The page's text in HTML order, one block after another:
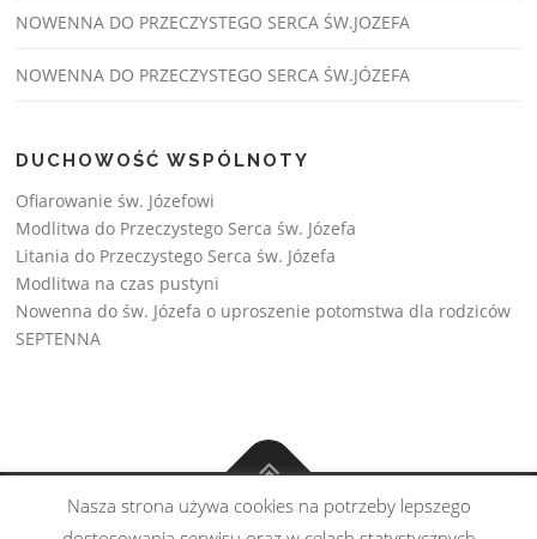
NOWENNA DO PRZECZYSTEGO SERCA ŚW.JOZEFA
NOWENNA DO PRZECZYSTEGO SERCA ŚW.JÓZEFA
DUCHOWOŚĆ WSPÓLNOTY
Ofiarowanie św. Józefowi
Modlitwa do Przeczystego Serca św. Józefa
Litania do Przeczystego Serca św. Józefa
Modlitwa na czas pustyni
Nowenna do św. Józefa o uproszenie potomstwa dla rodziców
SEPTENNA
Copyright © Wspólnota św. Józefa 2026
Nasza strona używa cookies na potrzeby lepszego